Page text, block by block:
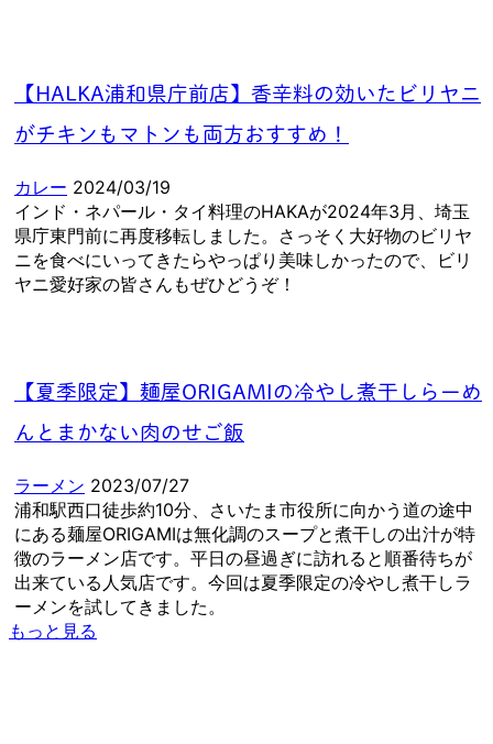
【HALKA浦和県庁前店】香辛料の効いたビリヤニ
がチキンもマトンも両方おすすめ！
カレー 2024/03/19
インド・ネパール・タイ料理のHAKAが2024年3月、埼玉
県庁東門前に再度移転しました。さっそく大好物のビリヤ
ニを食べにいってきたらやっぱり美味しかったので、ビリ
ヤニ愛好家の皆さんもぜひどうぞ！
【夏季限定】麺屋ORIGAMIの冷やし煮干しらーめ
んとまかない肉のせご飯
ラーメン 2023/07/27
浦和駅西口徒歩約10分、さいたま市役所に向かう道の途中
にある麺屋ORIGAMIは無化調のスープと煮干しの出汁が特
徴のラーメン店です。平日の昼過ぎに訪れると順番待ちが
出来ている人気店です。今回は夏季限定の冷やし煮干しラ
ーメンを試してきました。
もっと見る